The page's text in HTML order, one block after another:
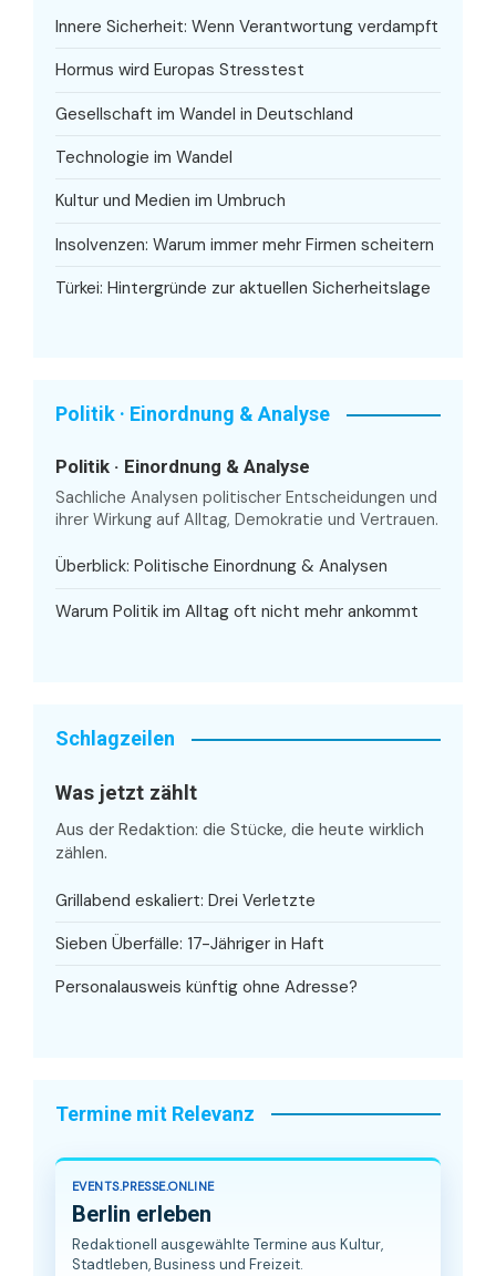
Innere Sicherheit: Wenn Verantwortung verdampft
Hormus wird Europas Stresstest
Gesellschaft im Wandel in Deutschland
Technologie im Wandel
Kultur und Medien im Umbruch
Insolvenzen: Warum immer mehr Firmen scheitern
Türkei: Hintergründe zur aktuellen Sicherheitslage
Politik · Einordnung & Analyse
Politik · Einordnung & Analyse
Sachliche Analysen politischer Entscheidungen und
ihrer Wirkung auf Alltag, Demokratie und Vertrauen.
Überblick: Politische Einordnung & Analysen
Warum Politik im Alltag oft nicht mehr ankommt
Schlagzeilen
Was jetzt zählt
Aus der Redaktion: die Stücke, die heute wirklich
zählen.
Grillabend eskaliert: Drei Verletzte
Sieben Überfälle: 17-Jähriger in Haft
Personalausweis künftig ohne Adresse?
Termine mit Relevanz
EVENTS.PRESSE.ONLINE
Berlin erleben
Redaktionell ausgewählte Termine aus Kultur,
Stadtleben, Business und Freizeit.